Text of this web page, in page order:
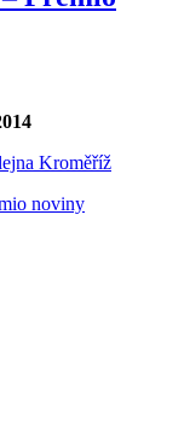
noviny